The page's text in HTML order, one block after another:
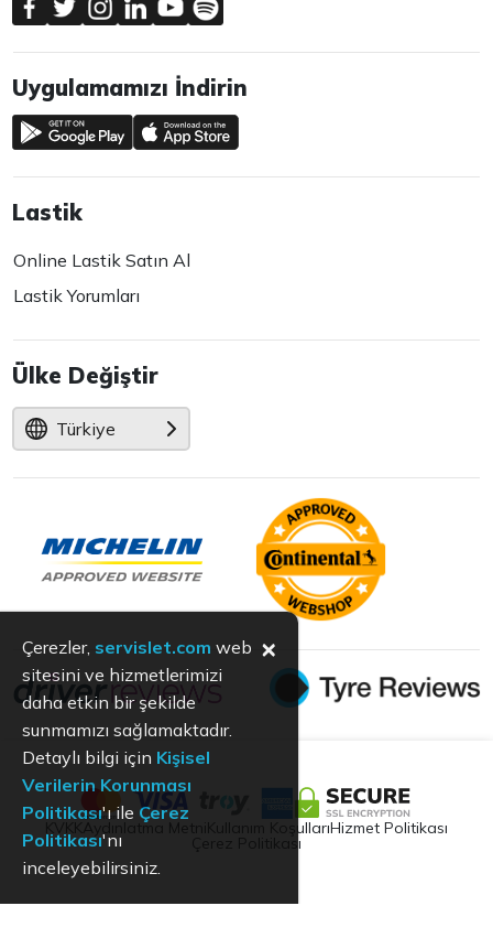
Uygulamamızı İndirin
Lastik
Online Lastik Satın Al
Lastik Yorumları
Ülke Değiştir
Türkiye
Aydınlatma Metni Kullanım KoşullarıHizmet Politikası
Çerez Politikası
Çerezler, servislet.com web
sitesini ve hizmetlerimizi
daha etkin bir şekilde
sunmamızı sağlamaktadır.
Detaylı bilgi için Kişisel
Verilerin Korunması
Politikası'ı ile Çerez
Politikası'nı
inceleyebilirsiniz.
×